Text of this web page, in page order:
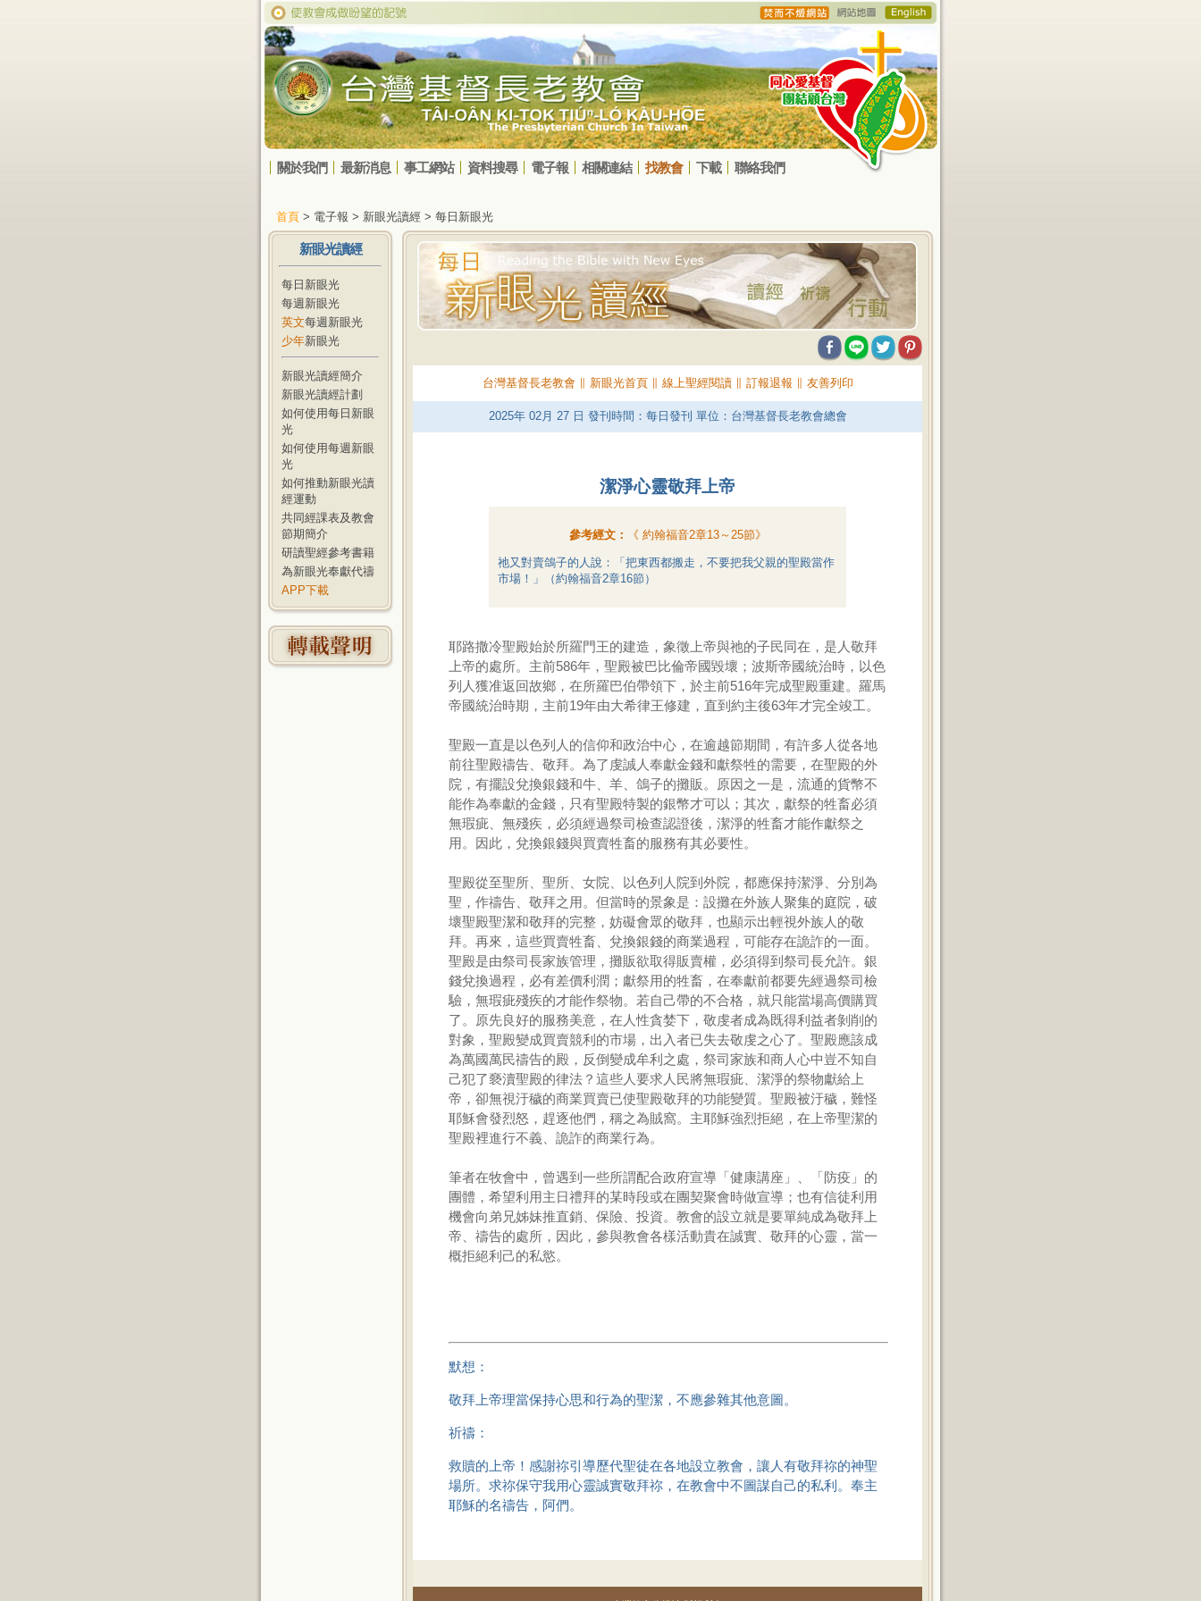
關於我們 最新消息 事工網站 資料搜尋 電子報 相關連結 找教會 下載 聯絡我們
首頁 > 電子報 > 新眼光讀經 > 每日新眼光
新眼光讀經
每日新眼光
每週新眼光
英文每週新眼光
少年新眼光
新眼光讀經簡介
新眼光讀經計劃
如何使用每日新眼
光
如何使用每週新眼
光
如何推動新眼光讀
經運動
共同經課表及教會
節期簡介
研讀聖經參考書籍
為新眼光奉獻代禱
APP下載
台灣基督長老教會∥ 新眼光首頁∥ 線上聖經閱讀∥ 訂報退報 友善列印
2025年 02月 27日 發刊時間：每日發刊 單位：台灣基督長老教會總會
潔淨心靈敬拜上帝
參考經文： 《 約翰福音2章13～25節》
祂又對賣鴿子的人說：「把東西都搬走，不要把我父親的聖殿當作
市場！」（約翰福音2章16節）
耶路撒冷聖殿始於所羅門王的建造，象徵上帝與祂的子民同在，是人敬拜
上帝的處所。主前586年，聖殿被巴比倫帝國毀壞；波斯帝國統治時，以色
列人獲准返回故鄉，在所羅巴伯帶領下，於主前516年完成聖殿重建。羅馬
帝國統治時期，主前19年由大希律王修建，直到約主後63年才完全竣工。
聖殿一直是以色列人的信仰和政治中心，在逾越節期間，有許多人從各地
前往聖殿禱告、敬拜。為了虔誠人奉獻金錢和獻祭牲的需要，在聖殿的外
院，有擺設兌換銀錢和牛、羊、鴿子的攤販。原因之一是，流通的貨幣不
能作為奉獻的金錢，只有聖殿特製的銀幣才可以；其次，獻祭的牲畜必須
無瑕疵、無殘疾，必須經過祭司檢查認證後，潔淨的牲畜才能作獻祭之
用。因此，兌換銀錢與買賣牲畜的服務有其必要性。
聖殿從至聖所、聖所、女院、以色列人院到外院，都應保持潔淨、分別為
聖，作禱告、敬拜之用。但當時的景象是：設攤在外族人聚集的庭院，破
壞聖殿聖潔和敬拜的完整，妨礙會眾的敬拜，也顯示出輕視外族人的敬
拜。再來，這些買賣牲畜、兌換銀錢的商業過程，可能存在詭詐的一面。
聖殿是由祭司長家族管理，攤販欲取得販賣權，必須得到祭司長允許。銀
錢兌換過程，必有差價利潤；獻祭用的牲畜，在奉獻前都要先經過祭司檢
驗，無瑕疵殘疾的才能作祭物。若自己帶的不合格，就只能當場高價購買
了。原先良好的服務美意，在人性貪婪下，敬虔者成為既得利益者剝削的
對象，聖殿變成買賣競利的市場，出入者已失去敬虔之心了。聖殿應該成
為萬國萬民禱告的殿，反倒變成牟利之處，祭司家族和商人心中豈不知自
己犯了褻瀆聖殿的律法？這些人要求人民將無瑕疵、潔淨的祭物獻給上
帝，卻無視汙穢的商業買賣已使聖殿敬拜的功能變質。聖殿被汙穢，難怪
耶穌會發烈怒，趕逐他們，稱之為賊窩。主耶穌強烈拒絕，在上帝聖潔的
聖殿裡進行不義、詭詐的商業行為。
筆者在牧會中，曾遇到一些所謂配合政府宣導「健康講座」、「防疫」的
團體，希望利用主日禮拜的某時段或在團契聚會時做宣導；也有信徒利用
機會向弟兄姊妹推直銷、保險、投資。教會的設立就是要單純成為敬拜上
帝、禱告的處所，因此，參與教會各樣活動貴在誠實、敬拜的心靈，當一
概拒絕利己的私慾。
默想：
敬拜上帝理當保持心思和行為的聖潔，不應參雜其他意圖。
祈禱：
救贖的上帝！感謝祢引導歷代聖徒在各地設立教會，讓人有敬拜祢的神聖
場所。求祢保守我用心靈誠實敬拜祢，在教會中不圖謀自己的私利。奉主
耶穌的名禱告，阿們。